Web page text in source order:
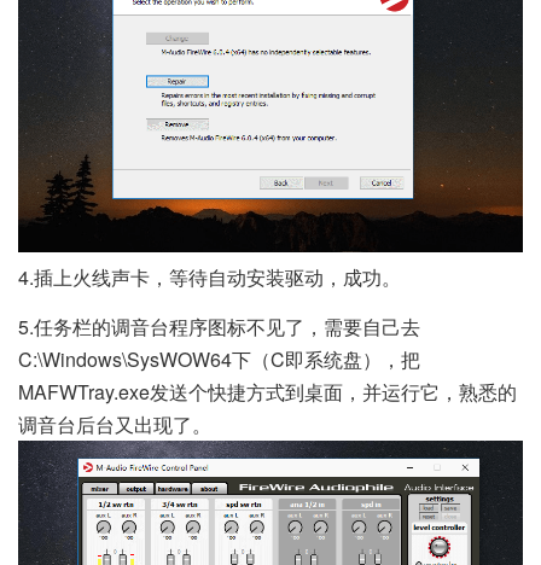
4.插上火线声卡，等待自动安装驱动，成功。
5.任务栏的调音台程序图标不见了，需要自己去
C:\Windows\SysWOW64下（C即系统盘），把
MAFWTray.exe发送个快捷方式到桌面，并运行它，熟悉的
调音台后台又出现了。